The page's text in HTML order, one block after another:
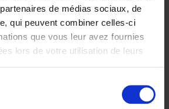
de médias sociaux, de
qui peuvent combiner celles-ci
que vous leur avez fournies
lors de votre utilisation de leurs
29,99